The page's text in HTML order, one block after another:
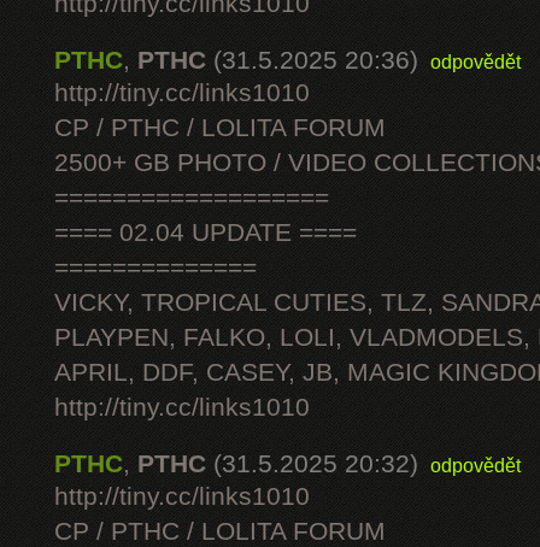
PTHC, PTHC (31.5.2025 20:36) odpovědět
http://tiny.cc/links1010
CP / PTHC / LOLITA FORUM
2500+ GB PHOTO / VIDEO
===================
==== 02.04 UPDATE ====
==============
VICKY, TROPICAL CUTIES, TLZ,
PLAYPEN, FALKO, LOLI, VLADMODELS,
APRIL, DDF, CASEY, JB, MAGIC
http://tiny.cc/links1010
PTHC, PTHC (31.5.2025 20:32) odpovědět
http://tiny.cc/links1010
CP / PTHC / LOLITA FORUM